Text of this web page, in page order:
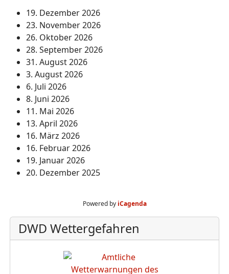
19. Dezember 2026
23. November 2026
26. Oktober 2026
28. September 2026
31. August 2026
3. August 2026
6. Juli 2026
8. Juni 2026
11. Mai 2026
13. April 2026
16. März 2026
16. Februar 2026
19. Januar 2026
20. Dezember 2025
Powered by iCagenda
DWD Wettergefahren